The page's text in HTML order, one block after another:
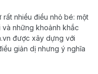
nhiều điều nhỏ bé: một
những khoảnh khắc
được xây dựng với
giản dị nhưng ý nghĩa